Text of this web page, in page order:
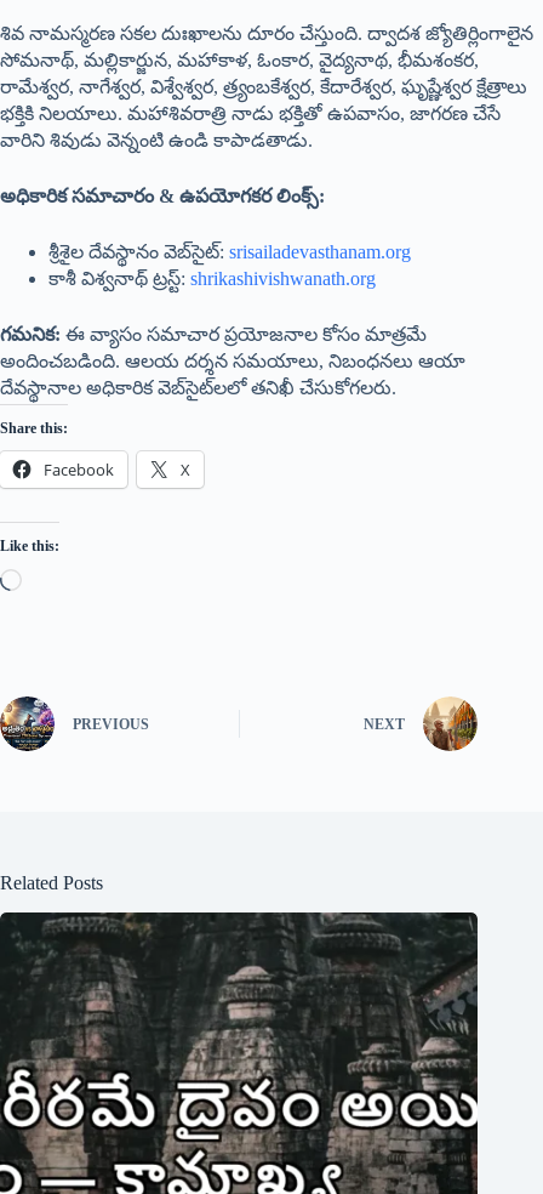
శివ నామస్మరణ సకల దుఃఖాలను దూరం చేస్తుంది. ద్వాదశ జ్యోతిర్లింగాలైన
సోమనాథ్, మల్లికార్జున, మహాకాళ, ఓంకార, వైద్యనాథ, భీమశంకర,
రామేశ్వర, నాగేశ్వర, విశ్వేశ్వర, త్ర్యంబకేశ్వర, కేదారేశ్వర, ఘృష్ణేశ్వర క్షేత్రాలు
భక్తికి నిలయాలు. మహాశివరాత్రి నాడు భక్తితో ఉపవాసం, జాగరణ చేసే
వారిని శివుడు వెన్నంటి ఉండి కాపాడతాడు.
అధికారిక సమాచారం & ఉపయోగకర లింక్స్:
శ్రీశైల దేవస్థానం వెబ్‌సైట్: srisailadevasthanam.org
కాశీ విశ్వనాథ్ ట్రస్ట్: shrikashivishwanath.org
గమనిక: ఈ వ్యాసం సమాచార ప్రయోజనాల కోసం మాత్రమే
అందించబడింది. ఆలయ దర్శన సమయాలు, నిబంధనలు ఆయా
దేవస్థానాల అధికారిక వెబ్‌సైట్‌లలో తనిఖీ చేసుకోగలరు.
Share this:
Facebook X
Like this:
PREVIOUS NEXT
Related Posts